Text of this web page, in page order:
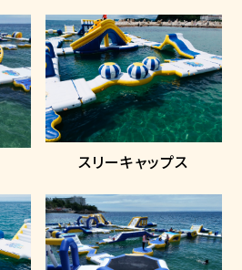
スリーキャップス